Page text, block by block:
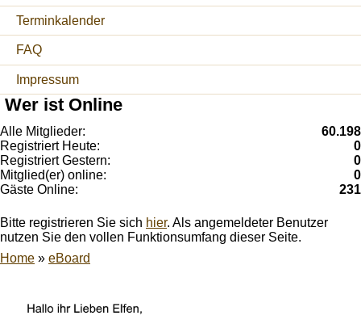
Terminkalender
FAQ
Impressum
Wer ist Online
Alle Mitglieder:
60.198
Registriert Heute:
0
Registriert Gestern:
0
Mitglied(er) online:
0
Gäste Online:
231
Bitte registrieren Sie sich hier. Als angemeldeter Benutzer
nutzen Sie den vollen Funktionsumfang dieser Seite.
Home » eBoard